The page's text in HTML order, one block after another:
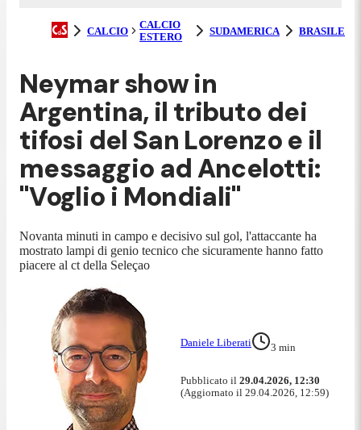
CALCIO
CALCIO
ESTERO
SUDAMERICA BRASILE
Neymar show in
Argentina, il tributo dei
tifosi del San Lorenzo e il
messaggio ad Ancelotti:
"Voglio i Mondiali"
Novanta minuti in campo e decisivo sul gol, l'attaccante ha
mostrato lampi di genio tecnico che sicuramente hanno fatto
piacere al ct della Seleçao
Daniele Liberati 3 min
Pubblicato il 29.04.2026, 12:30
(Aggiornato il 29.04.2026, 12:59)